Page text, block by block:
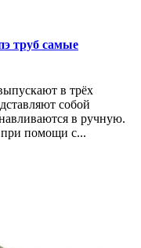
труб самые
в трёх
собой
в ручную.
помощи с...